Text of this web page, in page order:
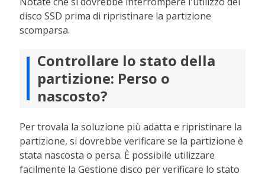
disco SSD prima di ripristinare la partizione
scomparsa.
Controllare lo stato della
partizione: Perso o
nascosto?
Per trovala la soluzione più adatta e ripristinare la
partizione, si dovrebbe verificare se la partizione è
stata nascosta o persa. È possibile utilizzare
facilmente la Gestione disco per verificare lo stato